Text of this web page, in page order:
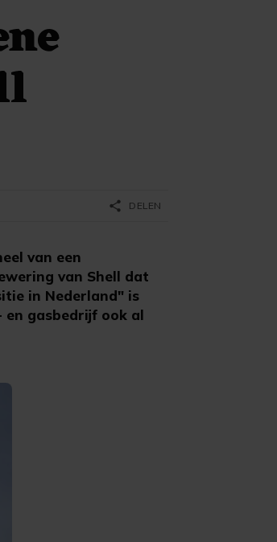
van een
van Shell dat
in Nederland" is
en gasbedrijf ook al
share DELEN